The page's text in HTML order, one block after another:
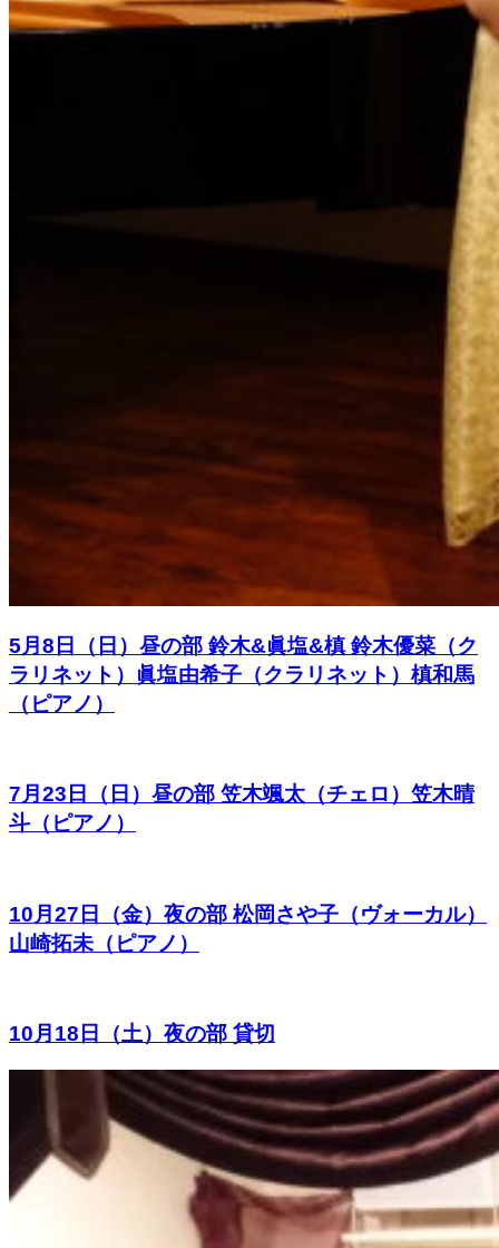
5月8日（日）昼の部 鈴木&眞塩&槙 鈴木優菜（ク
ラリネット）眞塩由希子（クラリネット）槙和馬
（ピアノ）
7月23日（日）昼の部 笠木颯太（チェロ）笠木晴
斗（ピアノ）
10月27日（金）夜の部 松岡さや子（ヴォーカル）
山崎拓未（ピアノ）
10月18日（土）夜の部 貸切